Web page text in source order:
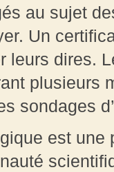
au sujet
Un
leurs dires.
plusieurs
sondages
est une